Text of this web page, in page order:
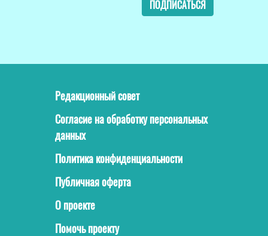
ПОДПИСАТЬСЯ
Редакционный совет
Согласие на обработку персональных
данных
Политика конфиденциальности
Публичная оферта
О проекте
Помочь проекту